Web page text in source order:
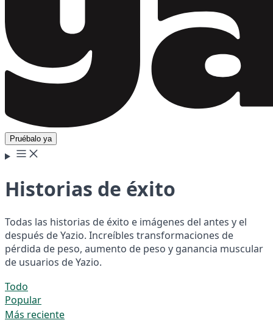
Pruébalo ya
Historias de éxito
Todas las historias de éxito e imágenes del antes y el
después de Yazio. Increíbles transformaciones de
pérdida de peso, aumento de peso y ganancia muscular
de usuarios de Yazio.
Todo
Popular
Más reciente